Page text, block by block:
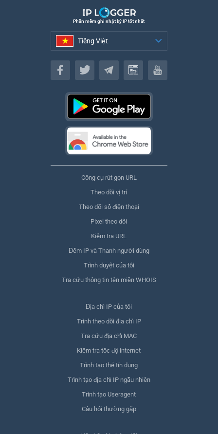
Phần mềm ghi nhật ký IP tốt nhất
Tiếng Việt
Tiếng Việt
Công cụ rút gọn URL
Theo dõi vị trí
Theo dõi số điện thoại
Pixel theo dõi
Kiểm tra URL
Đếm IP và Thanh người dùng
Trình duyệt của tôi
Tra cứu thông tin tên miền WHOIS
Địa chỉ IP của tôi
Trình theo dõi địa chỉ IP
Tra cứu địa chỉ MAC
Kiểm tra tốc độ internet
Trình tạo thẻ tín dụng
Trình tạo địa chỉ IP ngẫu nhiên
Trình tạo Useragent
Câu hỏi thường gặp